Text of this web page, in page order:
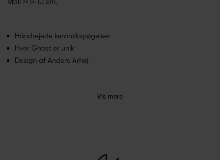
Håndrejede keramikspøgelser
Hver Ghost er unik
Design af Anders Arhøj
Vis mere